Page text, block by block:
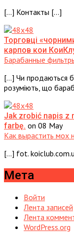
[…] Контакты […]
Торговці
карпов кои
Барабанные
[…] Чи продаються
розуміють, що
Jak zrobić napis z
farbę. on 08 May
Как вырастить мох
[…] fot.
Мета
Войти
Лента записей
Лента
WordPress.org